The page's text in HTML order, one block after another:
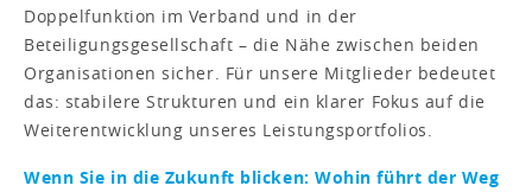
Doppelfunktion im Verband und in der
Beteiligungsgesellschaft – die Nähe zwischen beiden
Organisationen sicher. Für unsere Mitglieder bedeutet
das: stabilere Strukturen und ein klarer Fokus auf die
Weiterentwicklung unseres Leistungsportfolios.
Wenn Sie in die Zukunft blicken: Wohin führt der Weg